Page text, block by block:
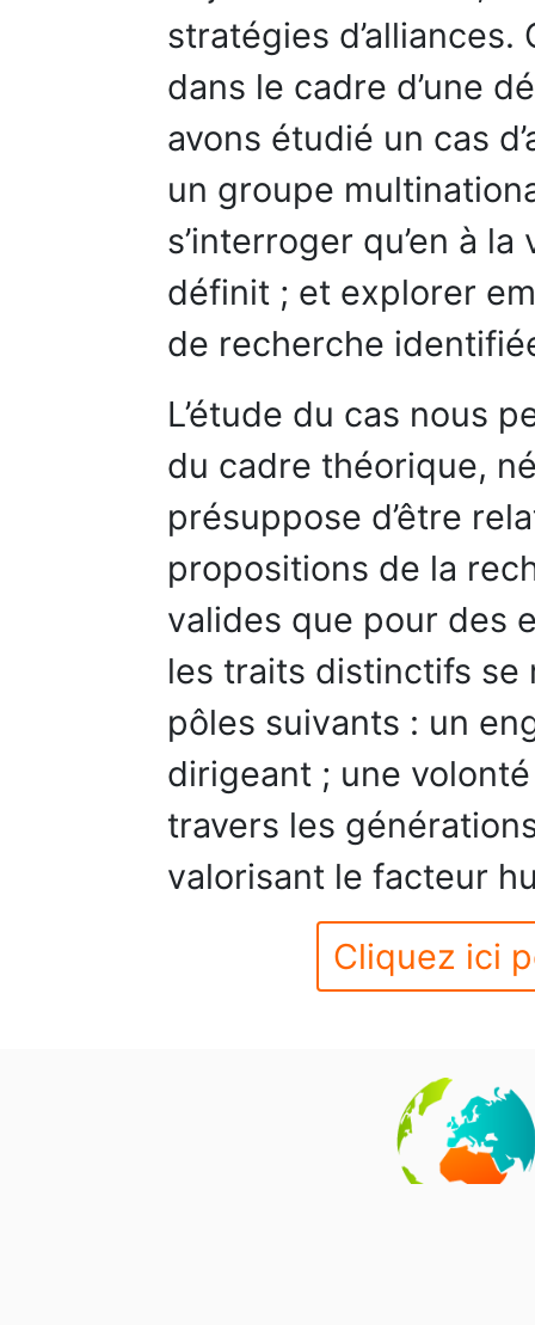
stratégies
dans le cadre d’une
avons étudié un cas
un groupe
s’interroger qu’en à
définit ; et explorer
de recherche
L’étude du cas nous
du cadre théorique,
présuppose d’être
propositions de la
valides que pour des
les traits distinctifs
pôles suivants : un
dirigeant ; une
travers les
valorisant le facteur
Cliquez ici